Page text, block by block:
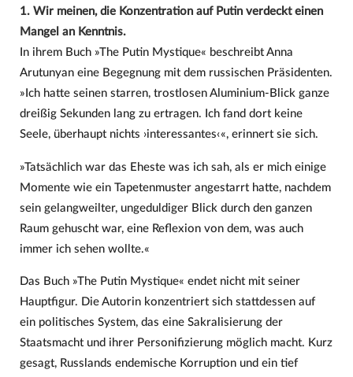
1. Wir meinen, die Konzentration auf Putin verdeckt einen
Mangel an Kenntnis.
In ihrem Buch »The Putin Mystique« beschreibt Anna
Arutunyan eine Begegnung mit dem russischen Präsidenten.
»Ich hatte seinen starren, trostlosen Aluminium-Blick ganze
dreißig Sekunden lang zu ertragen. Ich fand dort keine
Seele, überhaupt nichts ›interessantes‹ «, erinnert sie sich.
»Tatsächlich war das Eheste was ich sah, als er mich einige
Momente wie ein Tapetenmuster angestarrt hatte, nachdem
sein gelangweilter, ungeduldiger Blick durch den ganzen
Raum gehuscht war, eine Reflexion von dem, was auch
immer ich sehen wollte.«
Das Buch »The Putin Mystique« endet nicht mit seiner
Hauptfigur. Die Autorin konzentriert sich stattdessen auf
ein politisches System, das eine Sakralisierung der
Staatsmacht und ihrer Personifizierung möglich macht. Kurz
gesagt, Russlands endemische Korruption und ein tief